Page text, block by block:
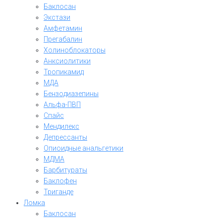
Баклосан
Экстази
Амфетамин
Прегабалин
Холиноблокаторы
Анксиолитики
Тропикамид
МДА
Бензодиазепины
Альфа-ПВП
Спайс
Мендилекс
Депрессанты
Опиоидные анальгетики
МДМА
Барбитураты
Баклофен
Триганде
Ломка
Баклосан